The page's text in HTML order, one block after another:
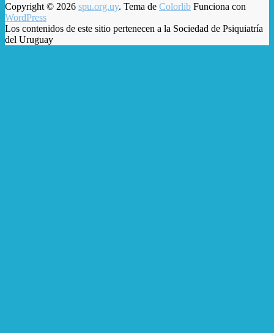
Copyright © 2026 spu.org.uy. Tema de Colorlib Funciona con
WordPress
Los contenidos de este sitio pertenecen a la Sociedad de Psiquiatría
del Uruguay